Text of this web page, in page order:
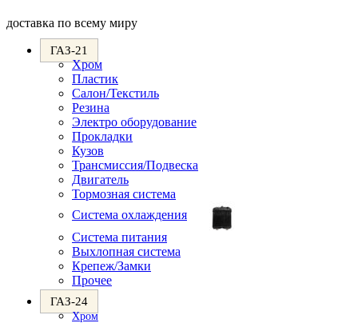
вашем
доставка по всему миру
ГАЗ-21
Хром
Пластик
Салон/Текстиль
Резина
Электро оборудование
Прокладки
Кузов
Трансмиссия/Подвеска
Двигатель
Тормозная система
Система охлаждения
Система питания
Выхлопная система
Крепеж/Замки
Прочее
ГАЗ-24
Хром